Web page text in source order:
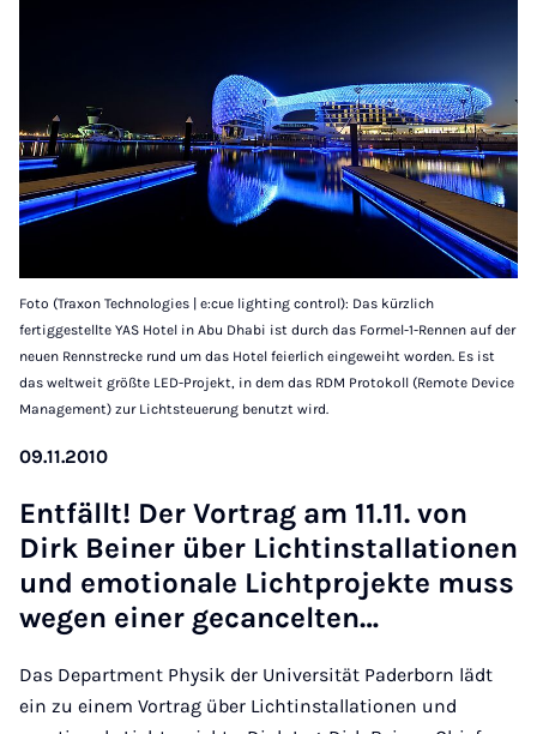
Foto (Traxon Technologies | e:cue lighting control): Das kürzlich
fertiggestellte YAS Hotel in Abu Dhabi ist durch das Formel-1-Rennen auf der
neuen Rennstrecke rund um das Hotel feierlich eingeweiht worden. Es ist
das weltweit größte LED-Projekt, in dem das RDM Protokoll (Remote Device
Management) zur Lichtsteuerung benutzt wird.
09.11.2010
Ent­fällt! Der Vor­trag am 11.11. von
Dirk Bei­ner über Lichtin­stal­la­ti­o­nen
und emo­ti­o­na­le Licht­pro­jek­te muss
we­gen ei­ner ge­can­cel­ten…
Das Department Physik der Universität Paderborn lädt
ein zu einem Vortrag über Lichtinstallationen und